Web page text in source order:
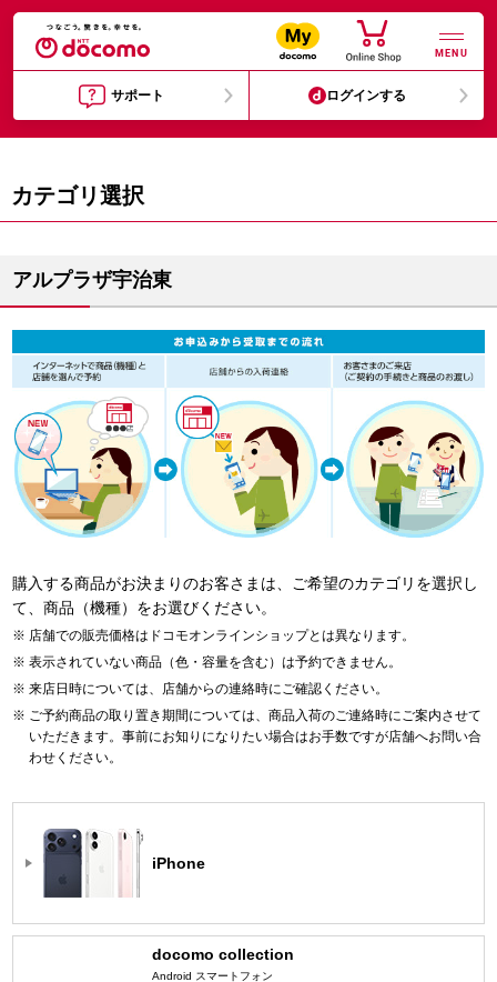
MENU
サポート ログインする
カテゴリ選択
アルプラザ宇治東
購入する商品がお決まりのお客さまは、ご希望のカテゴリを選択し
て、商品（機種）をお選びください。
店舗での販売価格はドコモオンラインショップとは異なります。
表示されていない商品（色・容量を含む）は予約できません。
来店日時については、店舗からの連絡時にご確認ください。
ご予約商品の取り置き期間については、商品入荷のご連絡時にご案内させて
いただきます。事前にお知りになりたい場合はお手数ですが店舗へお問い合
わせください。
iPhone
docomo collection
Android スマートフォン